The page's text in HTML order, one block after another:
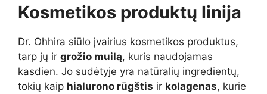
Kosmetikos produktų linija
Dr. Ohhira siūlo įvairius kosmetikos produktus,
tarp jų ir grožio muilą, kuris naudojamas
kasdien. Jo sudėtyje yra natūralių ingredientų,
tokių kaip hialurono rūgštis ir kolagenas, kurie